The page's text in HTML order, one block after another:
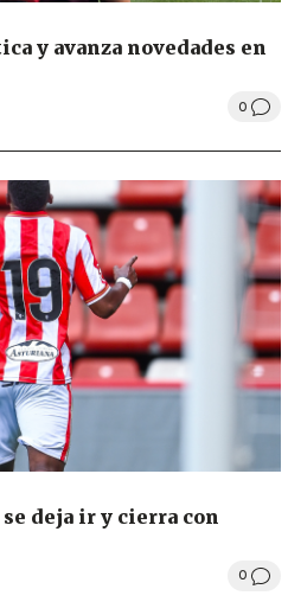
y avanza novedades en
0
deja ir y cierra con
0